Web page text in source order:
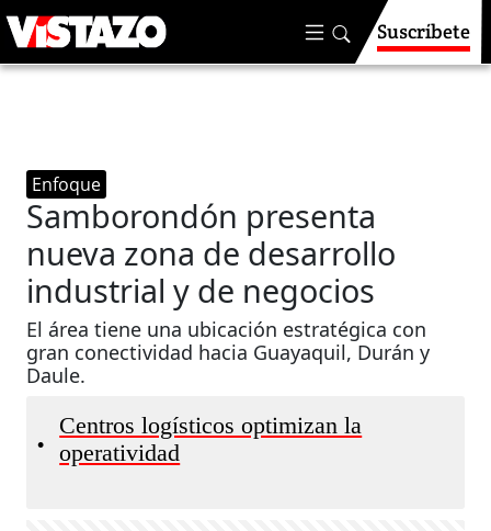
Suscríbete
Enfoque
Samborondón presenta
nueva zona de desarrollo
industrial y de negocios
El área tiene una ubicación estratégica con
gran conectividad hacia Guayaquil, Durán y
Daule.
•
Centros logísticos optimizan la
operatividad